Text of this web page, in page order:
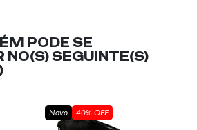
PODE SE
NO(S) SEGUINTE(S)
Novo 40% OFF